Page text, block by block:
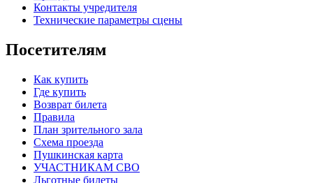
Контакты учредителя
Технические параметры сцены
Посетителям
Как купить
Где купить
Возврат билета
Правила
План зрительного зала
Схема проезда
Пушкинская карта
УЧАСТНИКАМ СВО
Льготные билеты